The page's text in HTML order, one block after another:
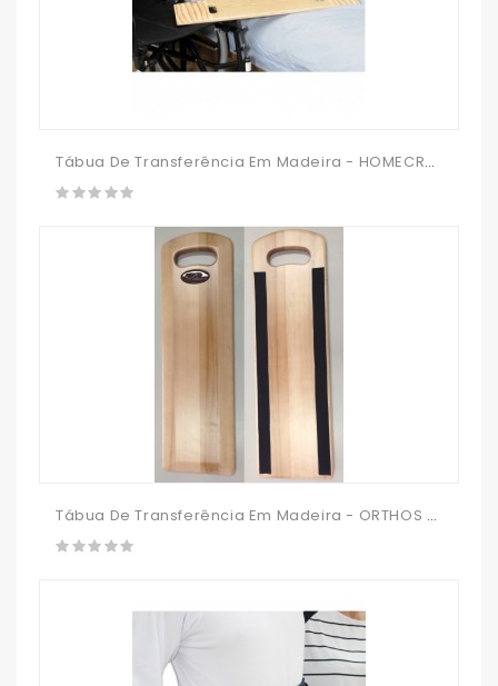
Tábua De Transferência Em Madeira - HOMECRAFT
Tábua De Transferência Em Madeira - ORTHOS XXI